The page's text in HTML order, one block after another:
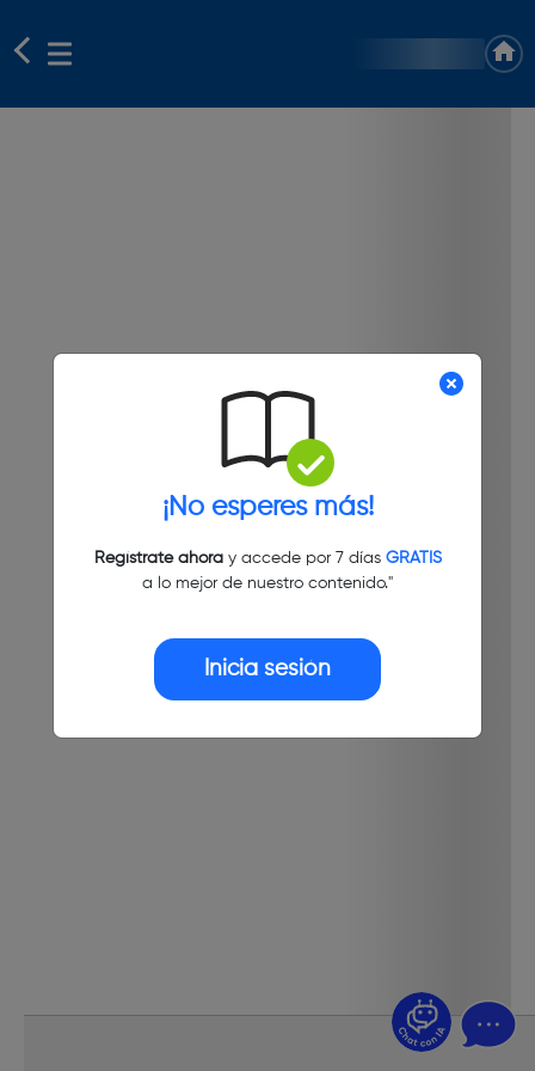
¡No esperes más!
Regístrate ahoray accede por 7 días GRATIS
a lo mejor de nuestro contenido."
Inicia sesión